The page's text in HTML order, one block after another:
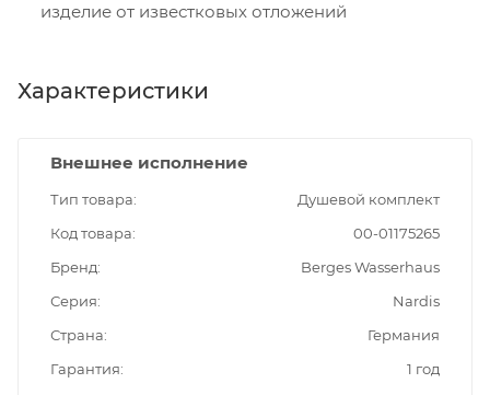
изделие от известковых отложений
Характеристики
Внешнее исполнение
Тип товара
Душевой комплект
Код товара
00-01175265
Бренд
Berges Wasserhaus
Серия
Nardis
Страна
Германия
Гарантия
1 год